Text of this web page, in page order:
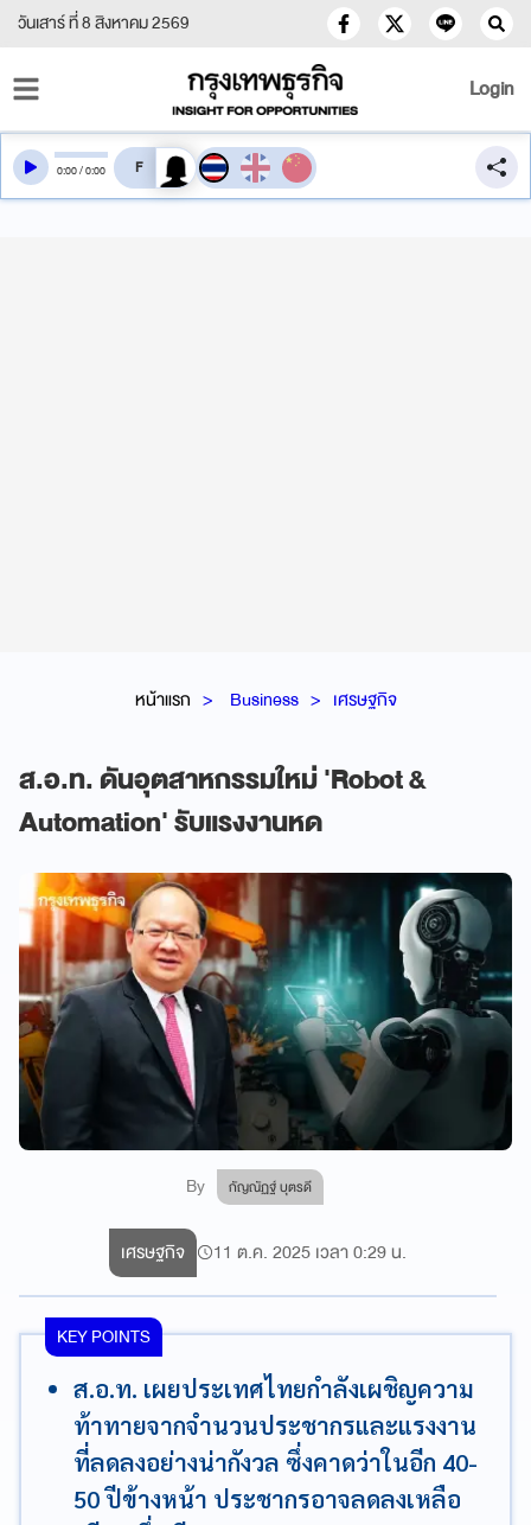
วันเสาร์ ที่ 8 สิงหาคม 2569
Login
หน้าแรก Business เศรษฐกิจ
ส.อ.ท. ดันอุตสาหกรรมใหม่ 'Robot &
Automation' รับแรงงานหด
By กัญณัฏฐ์ บุตรดี
0:00/0:00 สลับเสียงอ่าน
เศรษฐกิจ 11 ต.ค. 2025 เวลา 0:29 น.
KEY POINTS
ส.อ.ท. เผยประเทศไทยกำลังเผชิญความ
ท้าทายจากจำนวนประชากรและแรงงาน
ที่ลดลงอย่างน่ากังวล ซึ่งคาดว่าในอีก 40-
50 ปีข้างหน้า ประชากรอาจลดลงเหลือ